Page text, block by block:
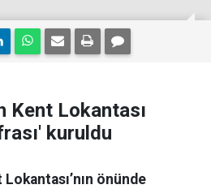
Kent Lokantası
kuruldu
önünde